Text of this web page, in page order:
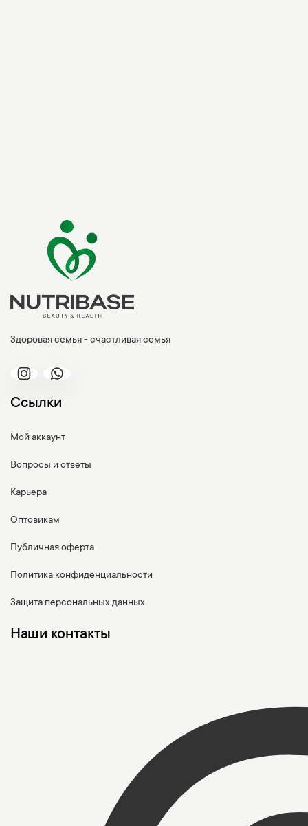
Здоровая семья - счастливая семья
Ссылки
Мой аккаунт
Вопросы и ответы
Карьера
Оптовикам
Публичная оферта
Политика конфиденциальности
Защита персональных данных
Наши контакты